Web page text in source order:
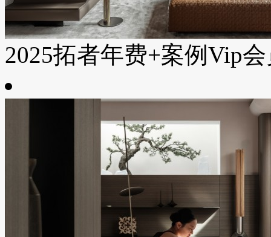
2025拓者年费+案例Vip